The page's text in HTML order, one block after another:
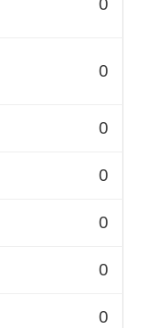
0
0
0
0
0
0
0